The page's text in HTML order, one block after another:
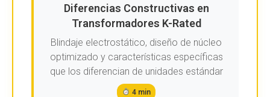
Diferencias Constructivas en
Transformadores K-Rated
Blindaje electrostático, diseño de núcleo
optimizado y características específicas
que los diferencian de unidades estándar
4 min